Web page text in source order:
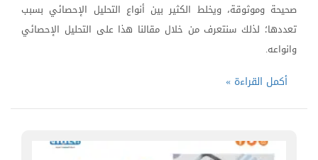
صحيحة وموثوقة، ويخلط الكثير بين أنواع التحليل الإحصائي بسبب
تعددها؛ لذلك سنتعرف من خلال مقالنا هذا على التحليل الإحصائي
وانواعه.
أكمل القراءة »